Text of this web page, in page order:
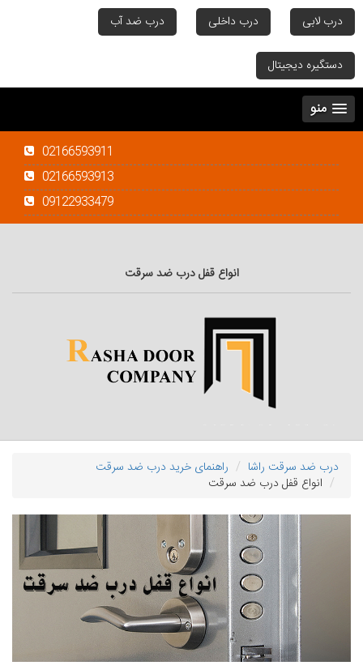
درب لابی درب داخلی درب ضد آب
دستگیره دیجیتال
منو
02166593911
02166593913
09122933479
انواع قفل درب ضد سرقت
درب ضد سرقت راشا
راهنمای خرید درب ضد سرقت
انواع قفل درب ضد سرقت